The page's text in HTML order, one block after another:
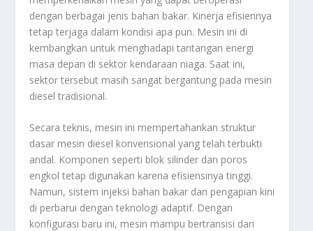
dengan berbagai jenis bahan bakar. Kinerja efisiennya
tetap terjaga dalam kondisi apa pun. Mesin ini di
kembangkan untuk menghadapi tantangan energi
masa depan di sektor kendaraan niaga. Saat ini,
sektor tersebut masih sangat bergantung pada mesin
diesel tradisional.
Secara teknis, mesin ini mempertahankan struktur
dasar mesin diesel konvensional yang telah terbukti
andal. Komponen seperti blok silinder dan poros
engkol tetap digunakan karena efisiensinya tinggi.
Namun, sistem injeksi bahan bakar dan pengapian kini
di perbarui dengan teknologi adaptif. Dengan
konfigurasi baru ini, mesin mampu bertransisi dari